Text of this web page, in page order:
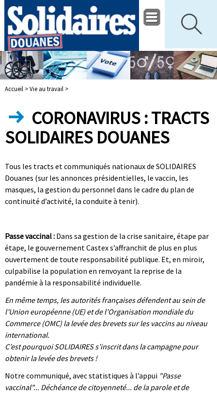
Accueil >Vie au travail >
CORONAVIRUS : TRACTS
SOLIDAIRES DOUANES
Tous les tracts et communiqués nationaux de SOLIDAIRES
Douanes (sur les annonces présidentielles, le vaccin, les
masques, la gestion du personnel dans le cadre du plan de
continuité d’activité, la conduite à tenir).
Passe vaccinal : Dans sa gestion de la crise sanitaire, étape par
étape, le gouvernement Castex s’affranchit de plus en plus
ouvertement de toute responsabilité publique. Et, en miroir,
culpabilise la population en renvoyant la reprise de la
pandémie à la responsabilité individuelle.
En même temps, les autorités françaises défendent au sein de
l’Union européenne (UE) et de l’Organisation mondiale du
Commerce (OMC) la levée des brevets sur les vaccins au niveau
international.
C’est pourquoi SOLIDAIRES s’inscrit dans la campagne pour
obtenir la levée des brevets !
Notre communiqué, avec statistiques à l’appui "Passe
vaccinal"... Déchéance de citoyenneté... de la parole et de